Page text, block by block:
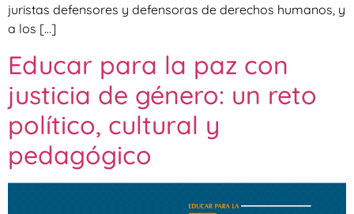
juristas defensores y defensoras de derechos humanos, y
a los […]
Educar para la paz con
justicia de género: un reto
político, cultural y
pedagógico